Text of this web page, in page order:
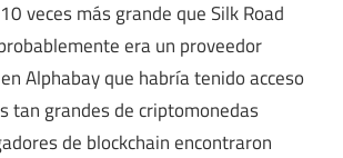
veces más grande que Silk Road
era un proveedor
Alphabay que habría tenido acceso
tan grandes de criptomonedas
de blockchain encontraron